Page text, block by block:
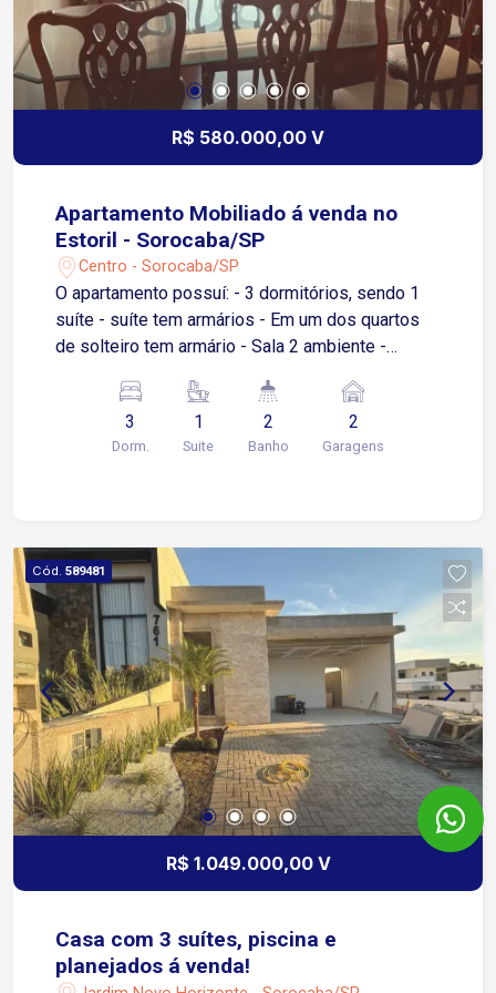
R$ 580.000,00 V
Apartamento Mobiliado á venda no
Estoril - Sorocaba/SP
Centro - Sorocaba/SP
O apartamento possuí: - 3 dormitórios, sendo 1
suíte - suíte tem armários - Em um dos quartos
de solteiro tem armário - Sala 2 ambiente -
Salão de jogos - Salão de festas - Segurança 24
3
Dorm.
1
Suite
2
Banho
2
Garagens
Cód. 589481
R$ 1.049.000,00 V
Casa com 3 suítes, piscina e
planejados á venda!